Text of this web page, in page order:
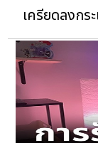
เครียดลงกร